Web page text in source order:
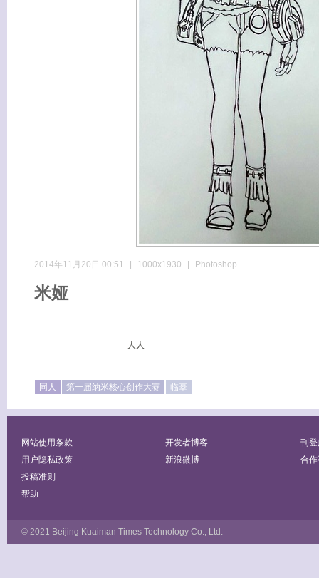
2014年11月20日 00:51 1000x1930 Photoshop
米娅
人人
同人 第一届纳米核心创作大赛 临摹
网站使用条款
用户隐私政策
投稿准则
帮助
开发者博客
新浪微博
刊
合
© 2021 Beijing Kuaiman Times Technology Co., Ltd.